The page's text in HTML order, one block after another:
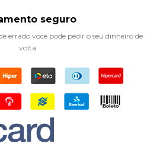
seguro
errado você pode pedir o seu dinheiro de
volta